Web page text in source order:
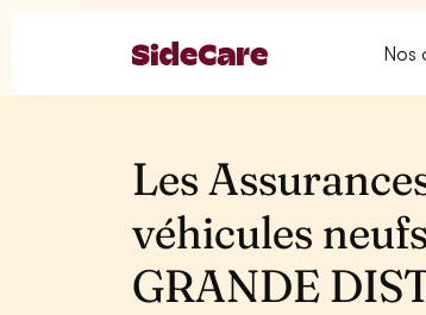
Nos
Les
véhicules
GRANDE